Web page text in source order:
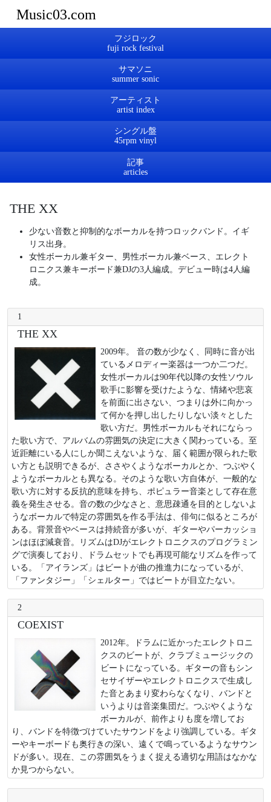
Music03.com
フジロック
サマソニ
アーティスト
シングル盤
記事
THE XX
少ない音数と抑制的なボーカルを持つロックバンド。イギ
リス出身。
女性ボーカル兼ギター、男性ボーカル兼ベース、エレクト
ロニクス兼キーボード兼DJの3人編成。デビュー時は4人編
成。
1
THE XX
2009年。 音の数が少なく、同時に音が出
ているメロディー楽器は一つか二つだ。
女性ボーカルは90年代以降の女性ソウル
歌手に影響を受けたような、情緒や悲哀
を前面に出さない、つまりは外に向かっ
て何かを押し出したりしない淡々とした
歌い方だ。男性ボーカルもそれにならっ
た歌い方で、アルバムの雰囲気の決定に大きく関わっている。至
近距離にいる人にしか聞こえないような、届く範囲が限られた歌
い方とも説明できるが、ささやくようなボーカルとか、つぶやく
ようなボーカルとも異なる。そのような歌い方自体が、一般的な
歌い方に対する反抗的意味を持ち、ポピュラー音楽として存在意
義を発生させる。音の数の少なさと、意思疎通を目的としないよ
うなボーカルで特定の雰囲気を作る手法は、俳句に似るところが
ある。背景音やベースは持続音が多いが、ギターやパーカッショ
ンはほぼ減衰音。リズムはDJがエレクトロニクスのプログラミン
グで演奏しており、ドラムセットでも再現可能なリズムを作って
いる。「アイランズ」はビートが曲の推進力になっているが、
「ファンタジー」「シェルター」ではビートが目立たない。
2
COEXIST
2012年。ドラムに近かったエレクトロニ
クスのビートが、クラブミュージックの
ビートになっている。ギターの音もシン
セサイザーやエレクトロニクスで生成し
た音とあまり変わらなくなり、バンドと
いうよりは音楽集団だ。つぶやくような
ボーカルが、前作よりも度を増してお
り、バンドを特徴づけていたサウンドをより強調している。ギタ
ーやキーボードも奥行きの深い、遠くで鳴っているようなサウン
ドが多い。現在、この雰囲気をうまく捉える適切な用語はなかな
か見つからない。